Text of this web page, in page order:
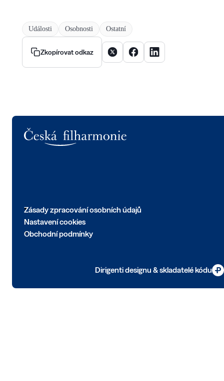
Události Osobnosti Ostatní
Zkopírovat odkaz Sdílet článek na X
Sdílet článek na Facebooku
Sdílet článek na
Zásady zpracování osobních údajů
Nastavení cookies
Obchodní podmínky
Dirigenti designu & skladatelé kódu